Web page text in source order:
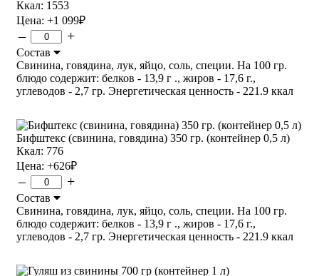
Ккал: 1553
Цена: +1 099₽
– +
Состав
Свинина, говядина, лук, яйцо, соль, специи. На 100 гр.
блюдо содержит: белков - 13,9 г ., жиров - 17,6 г.,
углеводов - 2,7 гр. Энергетическая ценность - 221.9 ккал
Бифштекс (свинина, говядина) 350 гр. (контейнер 0,5 л)
Ккал: 776
Цена: +626₽
– +
Состав
Свинина, говядина, лук, яйцо, соль, специи. На 100 гр.
блюдо содержит: белков - 13,9 г ., жиров - 17,6 г.,
углеводов - 2,7 гр. Энергетическая ценность - 221.9 ккал